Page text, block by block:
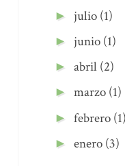
► julio (1)
► junio (1)
► abril (2)
► marzo (1)
► febrero (1)
► enero (3)